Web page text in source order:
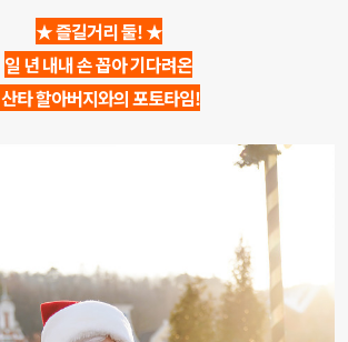
★ 즐길거리 둘! ★
일 년 내내 손 꼽아 기다려온
산타 할아버지와의 포토타임!